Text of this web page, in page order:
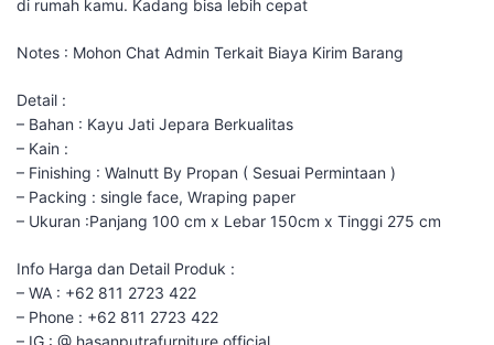
di rumah kamu. Kadang bisa lebih cepat
Notes : Mohon Chat Admin Terkait Biaya Kirim Barang
Detail :
– Bahan : Kayu Jati Jepara Berkualitas
– Kain :
– Finishing : Walnutt By Propan ( Sesuai Permintaan )
– Packing : single face, Wraping paper
– Ukuran :Panjang 100 cm x Lebar 150cm x Tinggi 275 cm
Info Harga dan Detail Produk :
– WA : +62 811 2723 422
– Phone : +62 811 2723 422
– IG : @ hasanputrafurniture.official